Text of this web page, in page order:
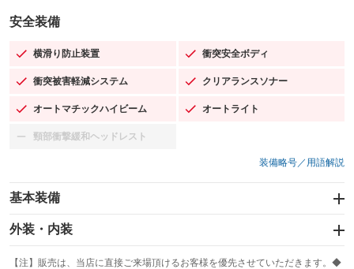
安全装備
横滑り防止装置
：装備あり 衝突安全ボディ
：装備あり
衝突被害軽減システム
：装備あり クリアランスソナー
：装備あり
オートマチックハイビーム
：装備あり オートライト
：装備あり
頸部衝撃緩和ヘッドレスト
：装備なし
装備略号／用語解説
基本装備
エアバッグ：運転席/助手席/サイド
：装備あり
：装備なし
外装・内装
カーナビ：メモリーナビ他
：装備あり
【注】販売は、当店に直接ご来場頂けるお客様を優先させていただきます。◆